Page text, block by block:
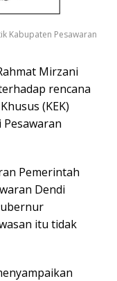
Kabupaten Pesawaran
Mirzani
rencana
(KEK)
Pemerintah
Dendi
itu tidak